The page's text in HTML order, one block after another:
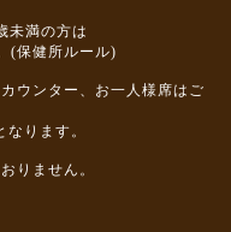
未満の方は
(保健所ルール)
ウンター、お一人様席はご
ります。
りません。